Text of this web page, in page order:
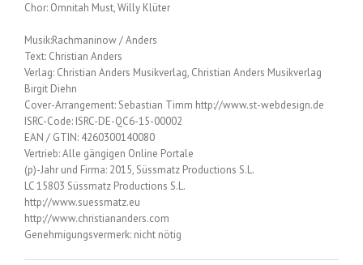
Chor: Omnitah Must, Willy Klüter
Musik:Rachmaninow / Anders
Text: Christian Anders
Verlag: Christian Anders Musikverlag, Christian Anders Musikverlag
Birgit Diehn
Cover-Arrangement: Sebastian Timm http://www.st-webdesign.de
ISRC-Code: ISRC-DE-QC6-15-00002
EAN / GTIN: 4260300140080
Vertrieb: Alle gängigen Online Portale
(p)-Jahr und Firma: 2015, Süssmatz Productions S.L.
LC 15803 Süssmatz Productions S.L.
http://www.suessmatz.eu
http://www.christiananders.com
Genehmigungsvermerk: nicht nötig